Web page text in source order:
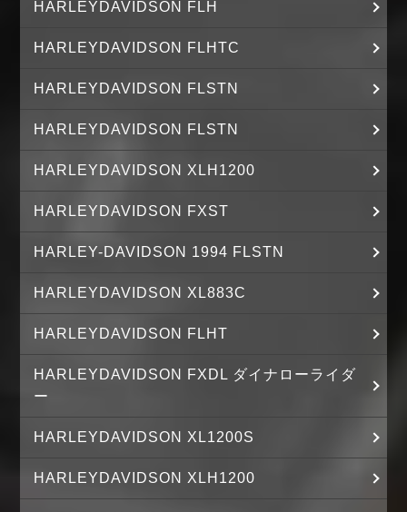
HARLEYDAVIDSON FLH
HARLEYDAVIDSON FLHTC
HARLEYDAVIDSON FLSTN
HARLEYDAVIDSON FLSTN
HARLEYDAVIDSON XLH1200
HARLEYDAVIDSON FXST
HARLEY-DAVIDSON 1994 FLSTN
HARLEYDAVIDSON XL883C
HARLEYDAVIDSON FLHT
HARLEYDAVIDSON FXDL ダイナローライダ
ー
HARLEYDAVIDSON XL1200S
HARLEYDAVIDSON XLH1200